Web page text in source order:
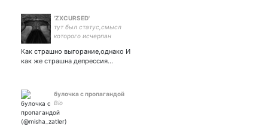
'ZXCURSED'
тут был статус,смысл
которого исчерпан
Как страшно выгорание,однако И
как же страшна депрессия...
булочка с пропагандой
Bio